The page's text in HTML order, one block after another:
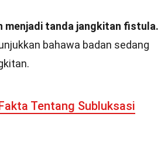
menjadi tanda jangkitan fistula.
bahawa badan sedang
Tentang Subluksasi